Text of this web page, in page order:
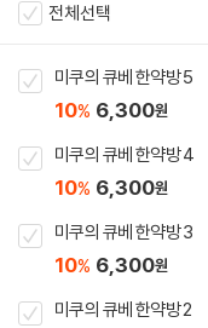
전체선택
미쿠의 큐베 한약방 5
10% 6,300원
미쿠의 큐베 한약방 4
10% 6,300원
미쿠의 큐베 한약방 3
10% 6,300원
미쿠의 큐베 한약방 2